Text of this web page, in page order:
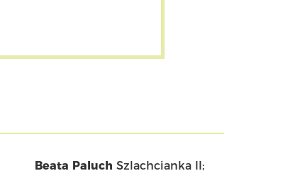
Beata Paluch Szlachcianka II;